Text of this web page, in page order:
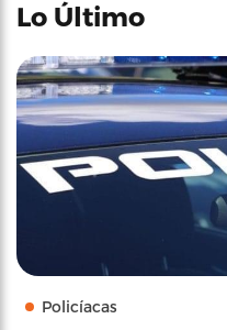
Lo Último
Policíacas